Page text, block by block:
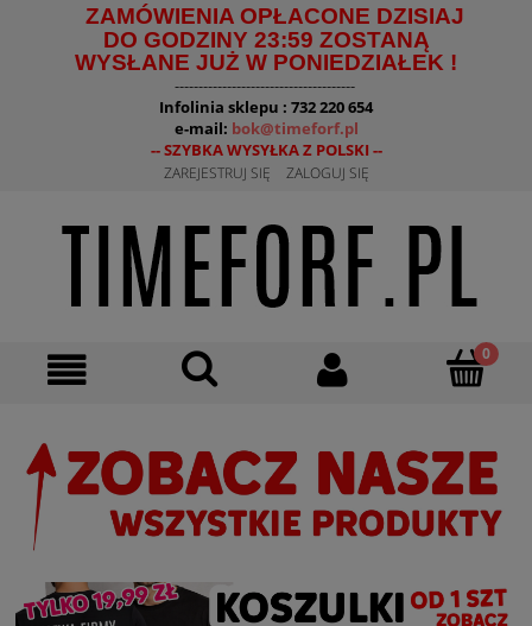
ZAMÓWIENIA OPŁACONE DZISIAJ
DO GODZINY 23:59 ZOSTANĄ
WYSŁANE JUŻ W PONIEDZIAŁEK !
--------------------------------------
Infolinia sklepu : 732 220 654
e-mail: bok@timeforf.pl
-- SZYBKA WYSYŁKA Z POLSKI --
ZAREJESTRUJ SIĘ ZALOGUJ SIĘ